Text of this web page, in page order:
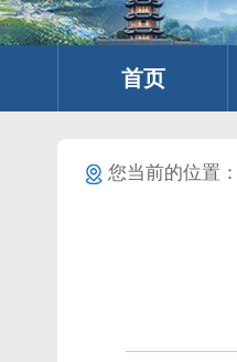
首页
您当前的位置：